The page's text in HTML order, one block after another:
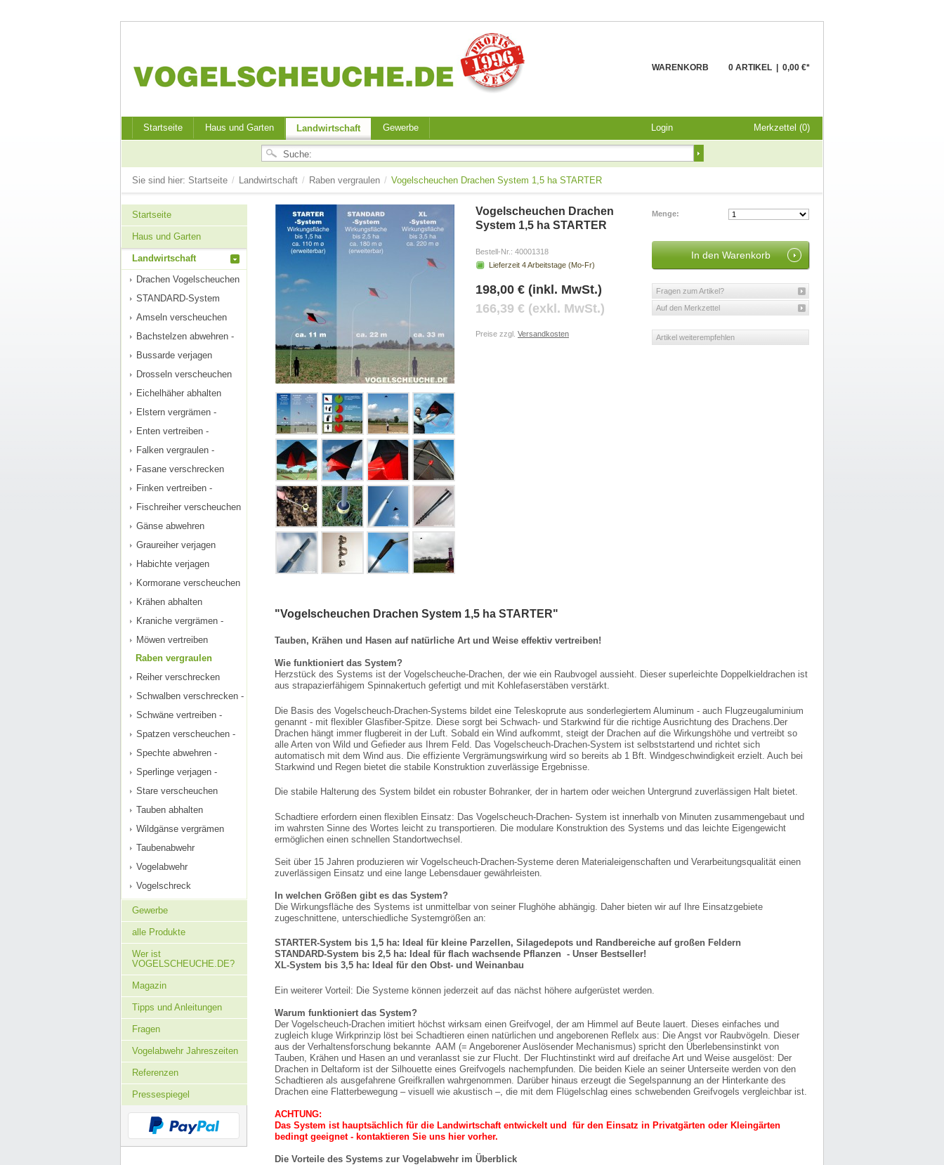
WARENKORB 0 ARTIKEL 0,00 €*
Startseite Haus und Garten Landwirtschaft Gewerbe Login Merkzettel (0)
Sie sind hier: Startseite / Landwirtschaft / Raben vergraulen / Vogelscheuchen Drachen System 1,5 ha STARTER
Startseite
Haus und Garten
Landwirtschaft
Drachen Vogelscheuchen
STANDARD-System
Amseln verscheuchen
Bachstelzen abwehren -
Bussarde verjagen
Drosseln verscheuchen
Eichelhäher abhalten
Elstern vergrämen -
Enten vertreiben -
Falken vergraulen -
Fasane verschrecken
Finken vertreiben -
Fischreiher verscheuchen
Gänse abwehren
Graureiher verjagen
Habichte verjagen
Kormorane verscheuchen
Krähen abhalten
Kraniche vergrämen -
Möwen vertreiben
Raben vergraulen
Reiher verschrecken
Schwalben verschrecken -
Schwäne vertreiben -
Spatzen verscheuchen -
Spechte abwehren -
Sperlinge verjagen -
Stare verscheuchen
Tauben abhalten
Wildgänse vergrämen
Taubenabwehr
Vogelabwehr
Vogelschreck
Gewerbe
alle Produkte
Wer ist
VOGELSCHEUCHE.DE?
Magazin
Tipps und Anleitungen
Fragen
Vogelabwehr Jahreszeiten
Referenzen
Pressespiegel
Vogelscheuchen Drachen
System 1,5 ha STARTER
Bestell-Nr.: 40001318
Lieferzeit 4Arbeitstage (Mo-Fr)
198,00 € (inkl. MwSt.)
166,39 € (exkl. MwSt.)
Preise zzgl. Versandkosten
Menge:
Fragen zum Artikel?
Auf den Merkzettel
Artikel weiterempfehlen
"Vogelscheuchen Drachen System 1,5 ha STARTER"
Tauben, Krähen und Hasen auf natürliche Art und Weise effektiv vertreiben!
Wie funktioniert das System?
Herzstück des Systems ist der Vogelscheuche-Drachen, der wie ein Raubvogel aussieht. Dieser superleichte Doppelkieldrachen ist
aus strapazierfähigem Spinnakertuch gefertigt und mit Kohlefaserstäben verstärkt.
Die Basis des Vogelscheuch-Drachen-Systems bildet eine Teleskoprute aus sonderlegiertem Aluminum - auch Flugzeugaluminium
genannt - mit flexibler Glasfiber-Spitze. Diese sorgt bei Schwach- und Starkwind für die richtige Ausrichtung des Drachens.Der
Drachen hängt immer flugbereit in der Luft. Sobald ein Wind aufkommt, steigt der Drachen auf die Wirkungshöhe und vertreibt so
alle Arten von Wild und Gefieder aus Ihrem Feld. Das Vogelscheuch-Drachen-System ist selbststartend und richtet sich
automatisch mit dem Wind aus. Die effiziente Vergrämungswirkung wird so bereits ab 1 Bft. Windgeschwindigkeit erzielt. Auch bei
Starkwind und Regen bietet die stabile Konstruktion zuverlässige Ergebnisse.
Die stabile Halterung des System bildet ein robuster Bohranker, der in hartem oder weichen Untergrund zuverlässigen Halt bietet.
Schadtiere erfordern einen flexiblen Einsatz: Das Vogelscheuch-Drachen- System ist innerhalb von Minuten zusammengebaut und
im wahrsten Sinne des Wortes leicht zu transportieren. Die modulare Konstruktion des Systems und das leichte Eigengewicht
ermöglichen einen schnellen Standortwechsel.
Seit über 15 Jahren produzieren wir Vogelscheuch-Drachen-Systeme deren Materialeigenschaften und Verarbeitungsqualität einen
zuverlässigen Einsatz und eine lange Lebensdauer gewährleisten.
In welchen Größen gibt es das System?
Die Wirkungsfläche des Systems ist unmittelbar von seiner Flughöhe abhängig. Daher bieten wir auf Ihre Einsatzgebiete
zugeschnittene, unterschiedliche Systemgrößen an:
STARTER-System bis 1,5 ha: Ideal für kleine Parzellen, Silagedepots und Randbereiche auf großen Feldern
STANDARD-System bis 2,5 ha: Ideal für flach wachsende Pflanzen - Unser Bestseller!
XL-System bis 3,5 ha: Ideal für den Obst- und Weinanbau
Ein weiterer Vorteil: Die Systeme können jederzeit auf das nächst höhere aufgerüstet werden.
Warum funktioniert das System?
Der Vogelscheuch-Drachen imitiert höchst wirksam einen Greifvogel, der am Himmel auf Beute lauert. Dieses einfaches und
zugleich kluge Wirkprinzip löst bei Schadtieren einen natürlichen und angeborenen Reflelx aus: Die Angst vor Raubvögeln. Dieser
aus der Verhaltensforschung bekannte AAM (= Angeborener Auslösender Mechanismus) spricht den Überlebensinstinkt von
Tauben, Krähen und Hasen an und veranlasst sie zur Flucht. Der Fluchtinstinkt wird auf dreifache Art und Weise ausgelöst: Der
Drachen in Deltaform ist der Silhouette eines Greifvogels nachempfunden. Die beiden Kiele an seiner Unterseite werden von den
Schadtieren als ausgefahrene Greifkrallen wahrgenommen. Darüber hinaus erzeugt die Segelspannung an der Hinterkante des
Drachen eine Flatterbewegung – visuell wie akustisch –, die mit dem Flügelschlag eines schwebenden Greifvogels vergleichbar ist.
ACHTUNG:
Das System ist hauptsächlich für die Landwirtschaft entwickelt und für den Einsatz in Privatgärten oder Kleingärten
bedingt geeignet - kontaktieren Sie uns hier vorher.
Die Vorteile des Systems zur Vogelabwehr im Überblick